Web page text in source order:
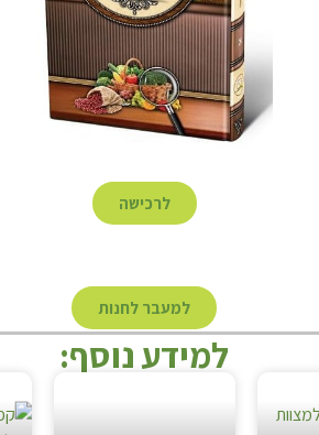
לרכישה
למעבר לחנות
למידע נוסף: